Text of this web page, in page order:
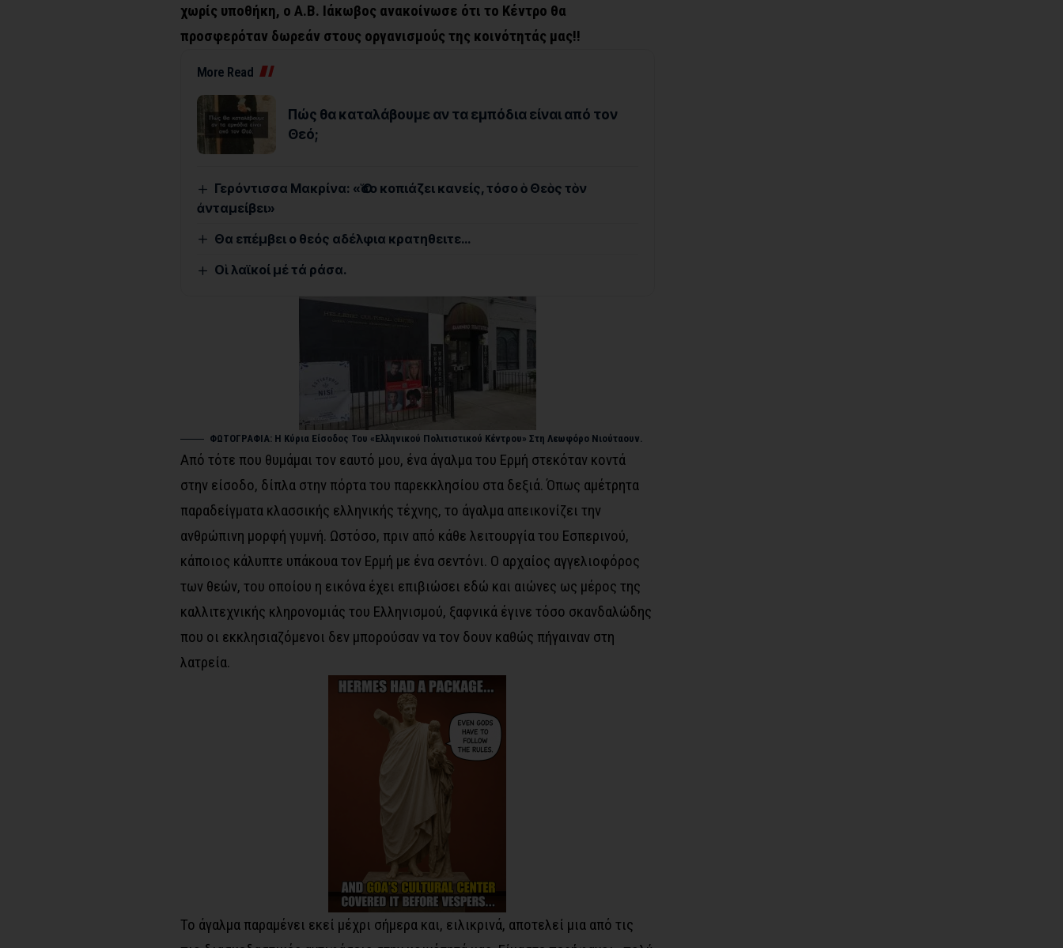
χωρίς υποθήκη, ο Α.Β. Ιάκωβος ανακοίνωσε ότι το Κέντρο θα
προσφερόταν δωρεάν στους οργανισμούς της κοινότητάς μας!!
More Read
Πώς θα καταλάβουμε αν τα εμπόδια είναι από τον
Θεό;
Γερόντισσα Μακρίνα: «Ὅσο κοπιάζει κανείς, τόσο ὁ Θεὸς τὸν
ἀνταμείβει»
Θα επέμβει ο θεός αδέλφια κρατηθειτε…
Οἱ λαϊκοί μέ τά ράσα.
ΦΩΤΟΓΡΑΦΙΑ: Η Κύρια Είσοδος Του «Ελληνικού Πολιτιστικού Κέντρου» Στη Λεωφόρο Νιούταουν.
Από τότε που θυμάμαι τον εαυτό μου, ένα άγαλμα του Ερμή στεκόταν κοντά
στην είσοδο, δίπλα στην πόρτα του παρεκκλησίου στα δεξιά. Όπως αμέτρητα
παραδείγματα κλασσικής ελληνικής τέχνης, το άγαλμα απεικονίζει την
ανθρώπινη μορφή γυμνή. Ωστόσο, πριν από κάθε λειτουργία του Εσπερινού,
κάποιος κάλυπτε υπάκουα τον Ερμή με ένα σεντόνι. Ο αρχαίος αγγελιοφόρος
των θεών, του οποίου η εικόνα έχει επιβιώσει εδώ και αιώνες ως μέρος της
καλλιτεχνικής κληρονομιάς του Ελληνισμού, ξαφνικά έγινε τόσο σκανδαλώδης
που οι εκκλησιαζόμενοι δεν μπορούσαν να τον δουν καθώς πήγαιναν στη
λατρεία.
Το άγαλμα παραμένει εκεί μέχρι σήμερα και, ειλικρινά, αποτελεί μια από τις